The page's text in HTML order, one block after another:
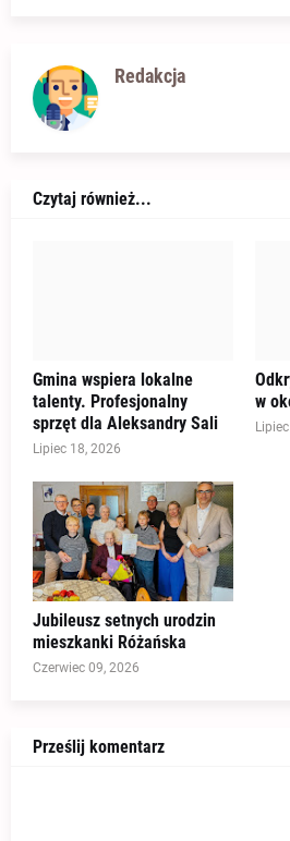
Redakcja
Czytaj również...
Gmina wspiera lokalne
talenty. Profesjonalny
sprzęt dla Aleksandry Sali
Lipiec 18, 2026
w
Jubileusz setnych urodzin
mieszkanki Różańska
Czerwiec 09, 2026
Prześlij komentarz